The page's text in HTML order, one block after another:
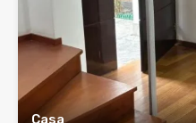
Casa